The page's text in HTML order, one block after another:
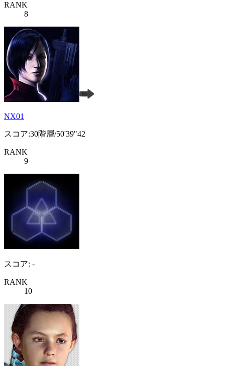
RANK
8
NX01
スコア:30階層/50'39"42
RANK
9
スコア: -
RANK
10